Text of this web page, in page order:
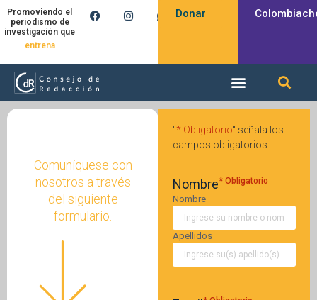
Promoviendo el
periodismo de
investigación que
entrena
Donar
CONTÁCTENOS
Comuníquese con
nosotros a través
del siguiente
formulario.
"* Obligatorio" señala los
campos obligatorios
Nombre* Obligatorio
Nombre
Apellidos